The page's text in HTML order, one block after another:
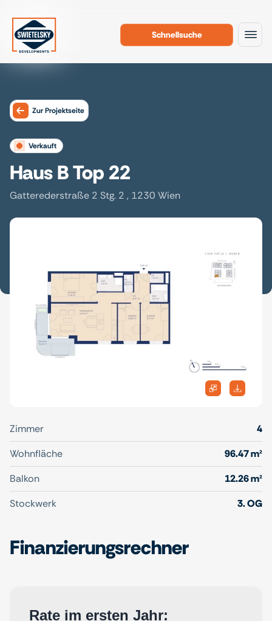
Zum Inhalt Schnellsuche
Zur Projektseite
verkauft
Haus B Top 22
Gatterederstraße 2 Stg. 2 , 1230 Wien
Zimmer
4
Wohnfläche
96.47 m²
Balkon
12.26 m²
Stockwerk
3. OG
Finanzierungsrechner